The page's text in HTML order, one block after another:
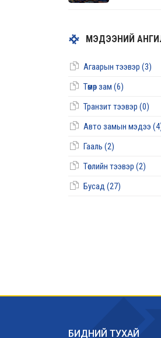
МЭДЭЭНИЙ
Агаарын тээвэр (3)
Төмөр зам (6)
Транзит тээвэр (0)
Авто замын мэдээ
Гааль (2)
Төслийн тээвэр (2)
Бусад (27)
БИДНИЙ ТУХАЙ